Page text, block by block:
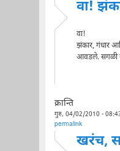
वा!
वा!
झंकार, गंधार
आवडले. सगळी
क्रान्ति
गुरु, 04/02/2010 -
permalink
खरंच,